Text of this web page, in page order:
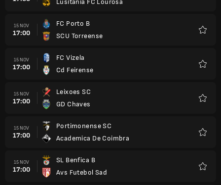
Lusitania FC Lourosa
15 NOV
17:00
FC Porto B
SCU Torreense
15 NOV
17:00
FC Vizela
Cd Feirense
15 NOV
17:00
Leixoes SC
GD Chaves
15 NOV
17:00
Portimonense SC
Academica De Coimbra
15 NOV
17:00
SL Benfica B
Avs Futebol Sad